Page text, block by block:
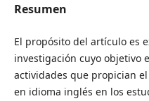
Resumen
El propósito del artículo es
investigación cuyo objetivo
actividades que propician
en idioma inglés en los